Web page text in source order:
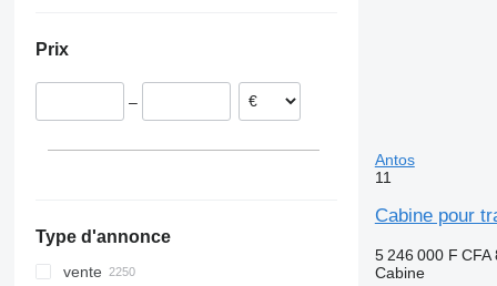
Estonie
Lituanie
Prix
–
Type d'annonce
vente
Antos
11
Cabine pour
5 246 000 F CFA
Cabine